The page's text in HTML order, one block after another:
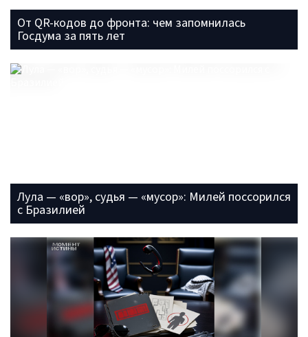
От QR-кодов до фронта: чем запомнилась
Госдума за пять лет
Лула — «вор», судья — «мусор»: Милей поссорился
с Бразилией